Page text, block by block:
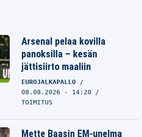
Arsenal pelaa kovilla
panoksilla – kesän
jättisiirto maaliin
EUROJALKAPALLO
08.08.2026 - 14:20
TOIMITUS
Mette Baasin EM-unelma